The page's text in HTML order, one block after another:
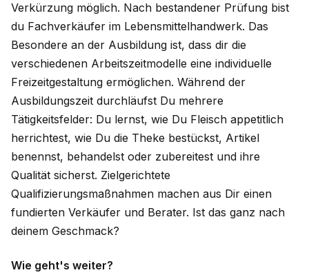
Verkürzung möglich. Nach bestandener Prüfung bist
du Fachverkäufer im Lebensmittelhandwerk. Das
Besondere an der Ausbildung ist, dass dir die
verschiedenen Arbeitszeitmodelle eine individuelle
Freizeitgestaltung ermöglichen. Während der
Ausbildungszeit durchläufst Du mehrere
Tätigkeitsfelder: Du lernst, wie Du Fleisch appetitlich
herrichtest, wie Du die Theke bestückst, Artikel
benennst, behandelst oder zubereitest und ihre
Qualität sicherst. Zielgerichtete
Qualifizierungsmaßnahmen machen aus Dir einen
fundierten Verkäufer und Berater. Ist das ganz nach
deinem Geschmack?
Wie geht's weiter?